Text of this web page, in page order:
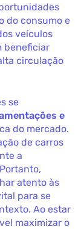
do consumo e
veículos
beneficiar
circulação
se
e
do mercado.
de carros
a
atento às
para se
Ao estar
maximizar o